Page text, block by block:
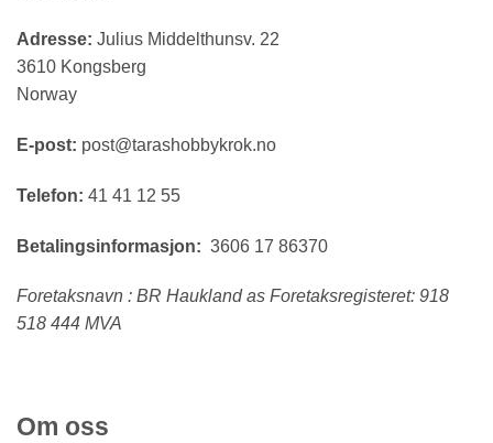
Adresse: Julius Middelthunsv. 22
3610 Kongsberg
Norway
E-post: post@tarashobbykrok.no
Telefon: 41 41 12 55
Betalingsinformasjon: 3606 17 86370
Foretaksnavn : BR Haukland as Foretaksregisteret: 918
518 444 MVA
Om oss